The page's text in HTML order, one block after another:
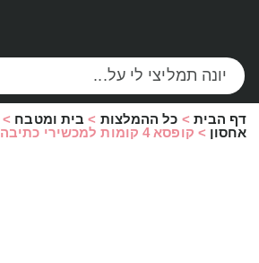
דף הבית > כל ההמלצות > בית ומטבח >
אחסון > קופסא 4 קומות למכשירי כתיבה/משחקים ועוד